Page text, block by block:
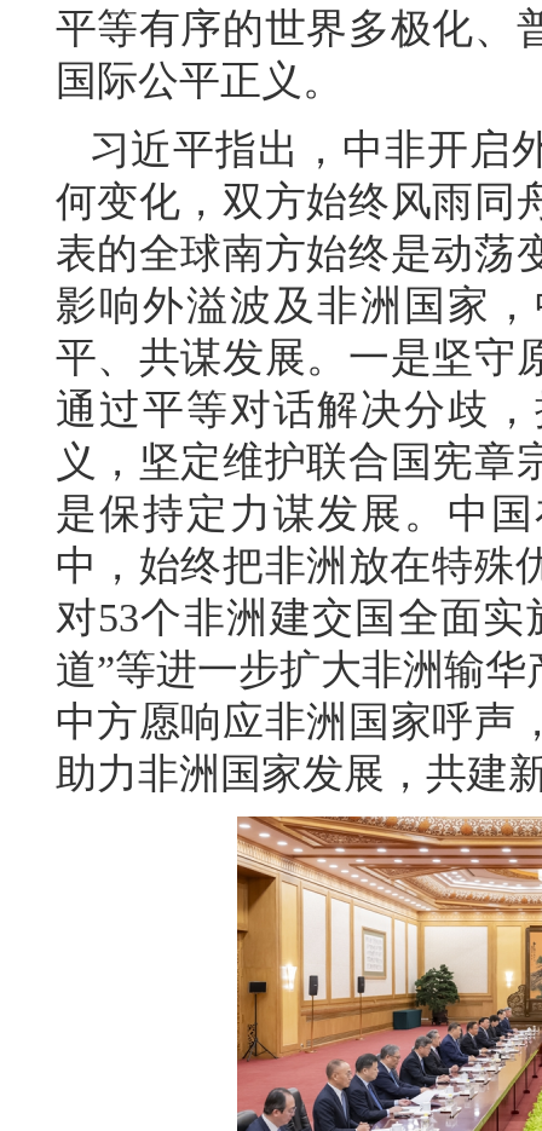
平等有序的世界多极化、
国际公平正义。
习近平指出，中非开启
何变化，双方始终风雨同
表的全球南方始终是动荡
影响外溢波及非洲国家
平、共谋发展。一是坚守
通过平等对话解决分歧
义，坚定维护联合国宪章
是保持定力谋发展。中
中，始终把非洲放在特殊
对53个非洲建交国全面
道”等进一步扩大非洲输
中方愿响应非洲国家呼声
助力非洲国家发展，共建